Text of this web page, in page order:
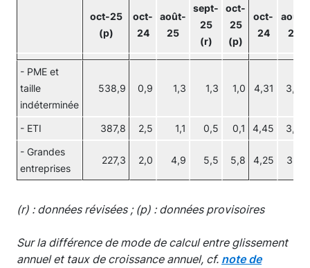
oct-25
(p)
oct-
24
août-
25
sept-
25
(r)
oct-
25
(p)
oct-
24
août-
25
- PME et
taille
indéterminée
538,9 0,9 1,3 1,3 1,0 4,31 3,39
- ETI 387,8 2,5 1,1 0,5 0,1 4,45 3,59
- Grandes
entreprises
227,3 2,0 4,9 5,5 5,8 4,25 3,02
(r) : données révisées ; (p) : données provisoires
Sur la différence de mode de calcul entre glissement
annuel et taux de croissance annuel, cf. note de